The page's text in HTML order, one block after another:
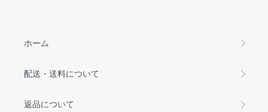
ホーム
配送・送料について
返品について